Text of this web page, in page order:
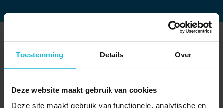
Toestemming Details Over
Deze website maakt gebruik van cookies
Deze site maakt gebruik van functionele, analytische en